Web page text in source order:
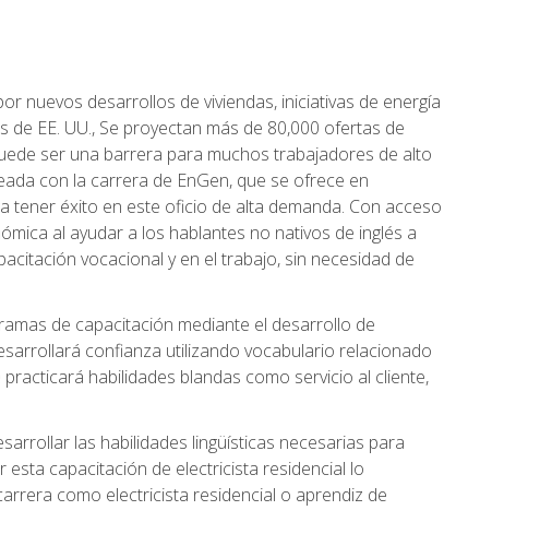
nuevos desarrollos de viviendas, iniciativas de energía
EE. UU., Se proyectan más de 80,000 ofertas de
ser una barrera para muchos trabajadores de alto
con la carrera de EnGen, que se ofrece en
tener éxito en este oficio de alta demanda. Con acceso
al ayudar a los hablantes no nativos de inglés a
vocacional y en el trabajo, sin necesidad de
de capacitación mediante el desarrollo de
confianza utilizando vocabulario relacionado
habilidades blandas como servicio al cliente,
las habilidades lingüísticas necesarias para
esta capacitación de electricista residencial lo
como electricista residencial o aprendiz de